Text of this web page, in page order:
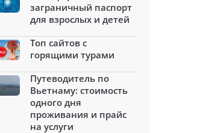
заграничный паспорт
для взрослых и детей
Топ сайтов с
горящими турами
Путеводитель по
Вьетнаму: стоимость
одного дня
проживания и прайс
на услуги